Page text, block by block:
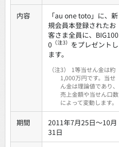
内容
「au one toto」に、新
規会員本登録されたお
客さま全員に、BIG100
0 （注3） をプレゼントし
ます。
（注3）
1等当せん金は約
1,000万円です。当せ
ん金は理論値であり、
売上金額や当せん口数
によって変動します。
期間
2011年7月25日〜10月
31日